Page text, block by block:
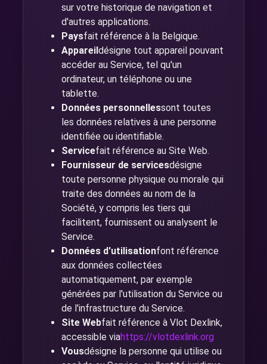
sur votre historique de navigation et
d'autres applications.
Paysfait référence à la Belgique.
Appareildésigne tout appareil pouvant
accéder au Service, tel qu'un
ordinateur, un téléphone ou une
tablette.
Données personnellessont toutes
les données relatives à une personne
identifiée ou identifiable.
Servicefait référence au Site Web.
Fournisseur de servicesdésigne
toute personne physique ou morale qui
traite des données au nom de la
Société, y compris les tiers qui
facilitent, fournissent ou analysent le
Service.
Données d'utilisationfont référence
aux données collectées
automatiquement, par exemple
générées par l'utilisation du Service ou
de l'infrastructure du Service.
Site Webfait référence à Vlot Dexlink,
accessible viahttps://vlotdexlink.org
Vousdésigne la personne qui utilise ou